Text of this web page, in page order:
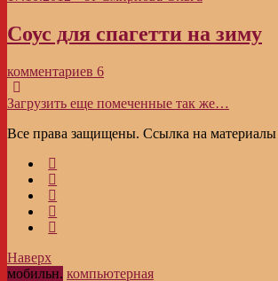
Соус для спагетти на зиму
комментариев 6
Загрузить еще помеченные так же…
Все права защищены. Ссылка на
Наверх
мобильн. компьютерная